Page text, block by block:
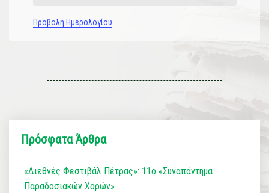
Προβολή Ημερολογίου
Πρόσφατα Άρθρα
«Διεθνές Φεστιβάλ Πέτρας»: 11ο «Συναπάντημα
Παραδοσιακών Χορών»